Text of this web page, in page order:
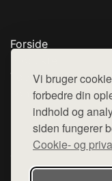
Vi bruger
forbedre din
indhold og
siden fungerer
Cookie- og
Forside
Top Rabatter
Kontakt